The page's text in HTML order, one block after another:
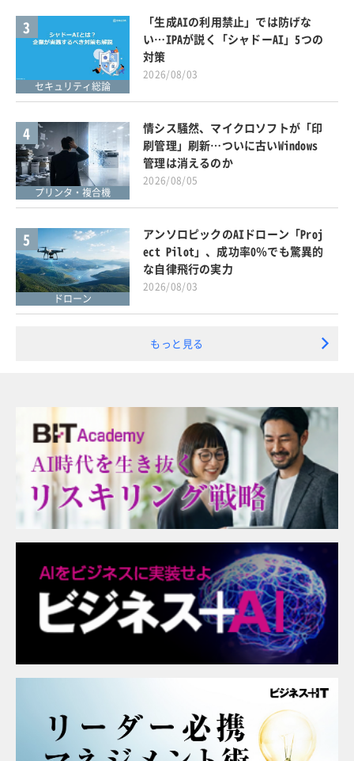
3
セキュリティ総論
「生成AIの利用禁止」では防げな
い…IPAが説く「シャドーAI」5つの
対策
2026/08/03
4
プリンタ・複合機
情シス騒然、マイクロソフトが「印
刷管理」刷新…ついに古いWindows
管理は消えるのか
2026/08/05
5
ドローン
アンソロピックのAIドローン「Proj
ect Pilot」、成功率0％でも驚異的
な自律飛行の実力
2026/08/03
もっと見る